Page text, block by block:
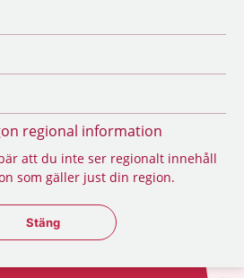
regional information
att du inte ser regionalt innehåll
som gäller just din region.
Stäng regionsväljaren
Stäng